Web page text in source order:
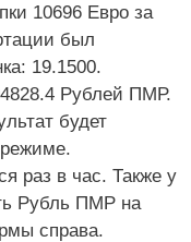
10696 Евро за
был
19.1500.
Рублей ПМР.
будет
раз в час. Также у
Рубль ПМР на
справа.